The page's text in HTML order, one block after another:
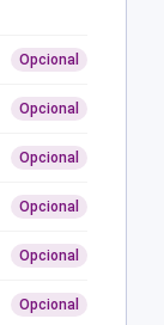
Opcional
Opcional
Opcional
Opcional
Opcional
Opcional